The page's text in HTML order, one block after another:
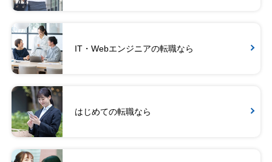
IT・Webエンジニアの転職なら
はじめての転職なら